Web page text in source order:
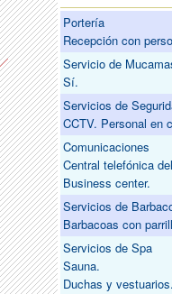
Portería
Recepción con
Servicio de
Sí.
Servicios de
CCTV. Personal en
Comunicaciones
Central telefónica
Business center.
Servicios de
Barbacoas con
Servicios de Spa
Sauna.
Duchas y vestuarios.